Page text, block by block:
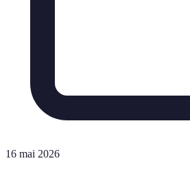
16 mai 2026